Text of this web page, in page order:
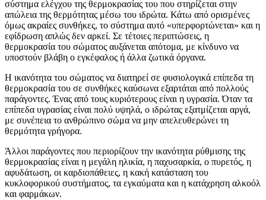
σύστημα ελέγχου της θερμοκρασίας του που στηρίζεται στην
απώλεια της θερμότητας μέσω του ιδρώτα. Κάτω από ορισμένες
όμως ακραίες συνθήκες, το σύστημα αυτό «υπερφορτώνεται» και η
εφίδρωση απλώς δεν αρκεί. Σε τέτοιες περιπτώσεις, η
θερμοκρασία του σώματος αυξάνεται απότομα, με κίνδυνο να
υποστούν βλάβη ο εγκέφαλος ή άλλα ζωτικά όργανα.
Η ικανότητα του σώματος να διατηρεί σε φυσιολογικά επίπεδα τη
θερμοκρασία του σε συνθήκες καύσωνα εξαρτάται από πολλούς
παράγοντες. Ένας από τους κυριότερους είναι η υγρασία. Όταν τα
επίπεδα υγρασίας είναι πολύ υψηλά, ο ιδρώτας εξατμίζεται αργά,
με συνέπεια το ανθρώπινο σώμα να μην απελευθερώνει τη
θερμότητα γρήγορα.
Άλλοι παράγοντες που περιορίζουν την ικανότητα ρύθμισης της
θερμοκρασίας είναι η μεγάλη ηλικία, η παχυσαρκία, ο πυρετός, η
αφυδάτωση, οι καρδιοπάθειες, η κακή κατάσταση του
κυκλοφορικού συστήματος, τα εγκαύματα και η κατάχρηση αλκοόλ
και φαρμάκων.